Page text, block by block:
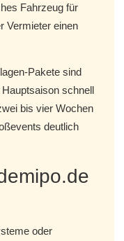
Fahrzeug für
Vermieter einen
Pakete sind
schnell
bis vier Wochen
deutlich
oder